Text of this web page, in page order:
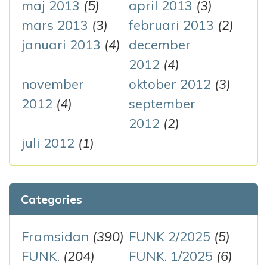
maj 2013 (5) april 2013 (3)
mars 2013 (3) februari 2013 (2)
januari 2013 (4)
december
2012 (4)
november
2012 (4)
oktober 2012 (3)
september
2012 (2)
juli 2012 (1)
Categories
Framsidan (390) FUNK 2/2025 (5)
FUNK. (204)
FUNK. 1/2025 (6)